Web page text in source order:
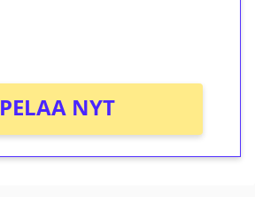
PELAA NYT